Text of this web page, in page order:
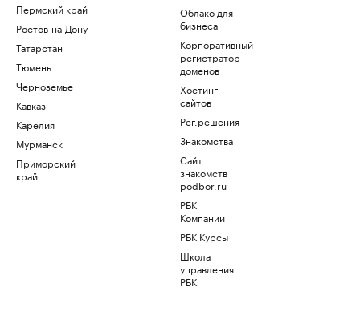
Пермский край
Ростов-на-Дону
Татарстан
Тюмень
Черноземье
Кавказ
Карелия
Мурманск
Приморский
край
Облако для
бизнеса
Корпоративный
регистратор
доменов
Хостинг
сайтов
Рег.решения
Знакомства
Сайт
знакомств
podbor.ru
РБК
Компании
РБК Курсы
Школа
управления
РБК